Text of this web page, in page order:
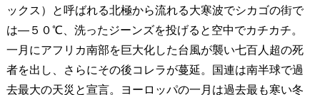
ックス）と呼ばれる北極から流れる大寒波でシカゴの街で
は―５０℃、洗ったジーンズを投げると空中でカチカチ。
一月にアフリカ南部を巨大化した台風が襲い七百人超の死
者を出し、さらにその後コレラが蔓延。国連は南半球で過
去最大の天災と宣言。ヨーロッパの一月は過去最も寒い冬